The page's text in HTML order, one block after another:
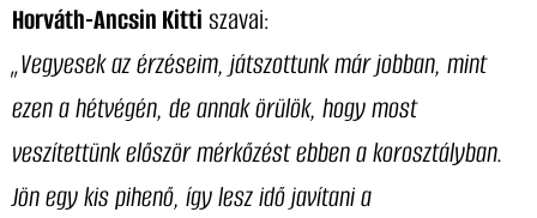
Horváth-Ancsin Kittiszavai:
„Vegyesek az érzéseim, játszottunk már jobban, mint
ezen a hétvégén, de annak örülök, hogy most
veszítettünk először mérkőzést ebben a korosztályban.
Jön egy kis pihenő, így lesz idő javítani a